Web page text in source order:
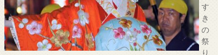
す
き
の
祭
り